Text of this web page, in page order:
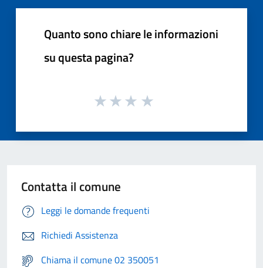
Quanto sono chiare le informazioni
su questa pagina?
Contatta il comune
Leggi le domande frequenti
Richiedi Assistenza
Chiama il comune 02 350051